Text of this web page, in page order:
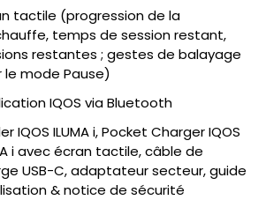
tactile (progression de la
temps de session restant,
restantes ; gestes de balayage
le mode Pause)
IQOS via Bluetooth
IQOS ILUMA i, Pocket Charger IQOS
i avec écran tactile, câble de
USB-C, adaptateur secteur, guide
& notice de sécurité